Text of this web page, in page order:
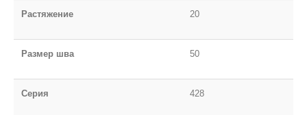
Растяжение 20
Размер шва 50
Серия 428